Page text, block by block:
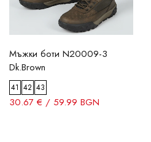
Размер
42
43
Мъжки боти N20009-3
Dk.Brown
41 42 43
30.67 € / 59.99 BGN